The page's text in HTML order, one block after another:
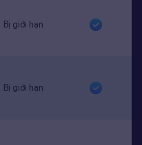
Bị giới hạn
Bị giới hạn